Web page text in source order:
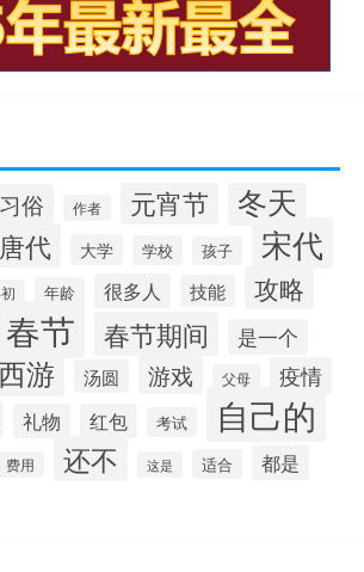
习俗 作者 元宵节 冬天
唐代 大学 学校 孩子 宋代
年龄 很多人 技能 攻略
春节 春节期间 是一个
游 汤圆 游戏 父母 疫情
礼物 红包 考试 自己的
费用 还不 这是 适合 都是